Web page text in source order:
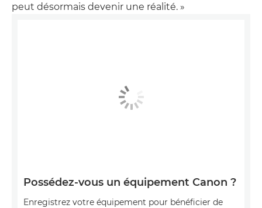
peut désormais devenir une réalité. »
Possédez-vous un équipement Canon ?
Enregistrez votre équipement pour bénéficier de